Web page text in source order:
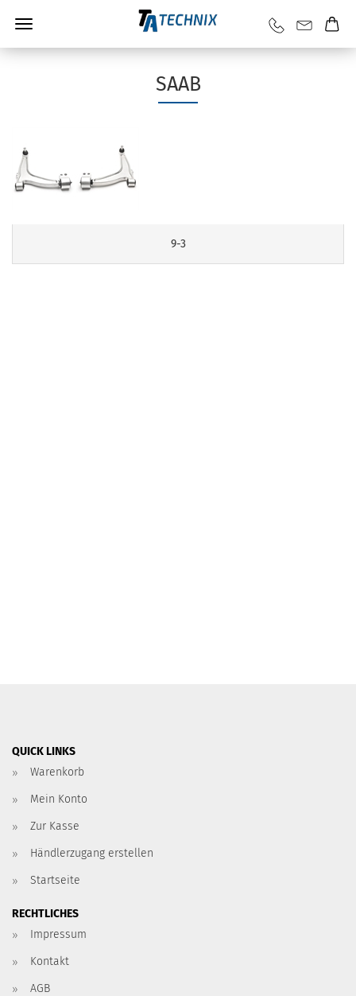
SAAB
9-3
QUICK LINKS
Warenkorb
Mein Konto
Zur Kasse
Händlerzugang erstellen
Startseite
RECHTLICHES
Impressum
Kontakt
AGB